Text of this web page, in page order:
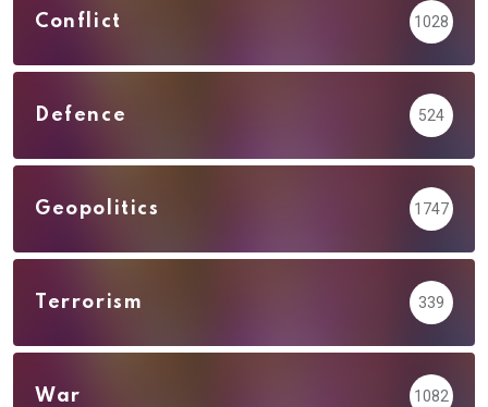
Conflict 1028
Defence 524
Geopolitics 1747
Terrorism 339
War 1082